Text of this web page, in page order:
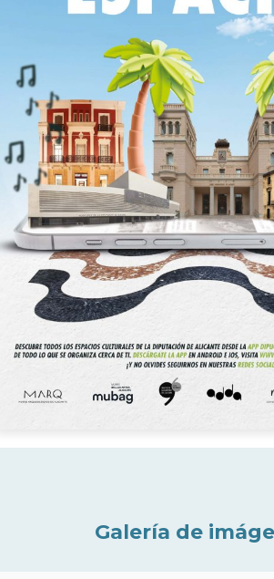
Galería de